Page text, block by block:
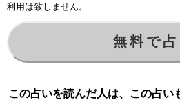
利用は致しません。
この占いを読んだ人は、この占い